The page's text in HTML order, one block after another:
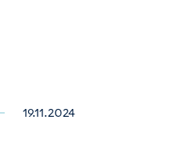
19.11.2024